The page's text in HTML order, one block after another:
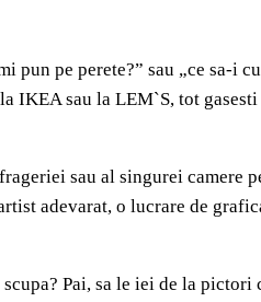
pun pe perete?” sau „ce sa-i
IKEA sau la LEM`S, tot
sau al singurei camere
adevarat, o lucrare de
scupa? Pai, sa le iei de la